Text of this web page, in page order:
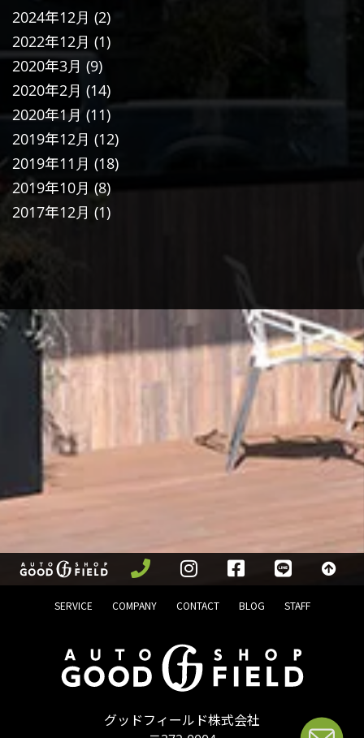
2024年12月 (2)
2022年12月 (1)
2020年3月 (9)
2020年2月 (14)
2020年1月 (11)
2019年12月 (12)
2019年11月 (18)
2019年10月 (8)
2017年12月 (1)
SERVICE COMPANY CONTACT BLOG STAFF
グッドフィールド株式会社